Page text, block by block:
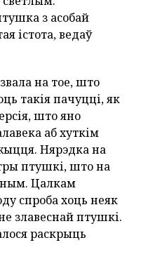
з асобай
істота, ведаў
на тое, што
такія пачуцці, як
што яно
аб хуткім
Нярэдка на
птушкі, што на
Цалкам
спроба хоць неяк
злавеснай птушкі.
раскрыць